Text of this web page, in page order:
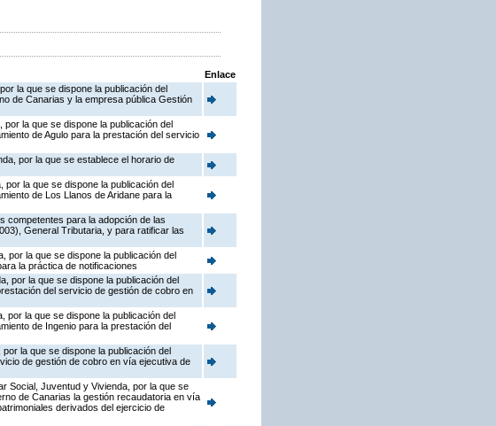
Enlace
la que se dispone la publicación del
de Canarias y la empresa pública Gestión
la que se dispone la publicación del
de Agulo para la prestación del servicio
por la que se establece el horario de
la que se dispone la publicación del
de Los Llanos de Aridane para la
competentes para la adopción de las
General Tributaria, y para ratificar las
por la que se dispone la publicación del
la práctica de notificaciones
por la que se dispone la publicación del
del servicio de gestión de cobro en
por la que se dispone la publicación del
de Ingenio para la prestación del
la que se dispone la publicación del
de gestión de cobro en vía ejecutiva de
Social, Juventud y Vivienda, por la que se
de Canarias la gestión recaudatoria en vía
derivados del ejercicio de